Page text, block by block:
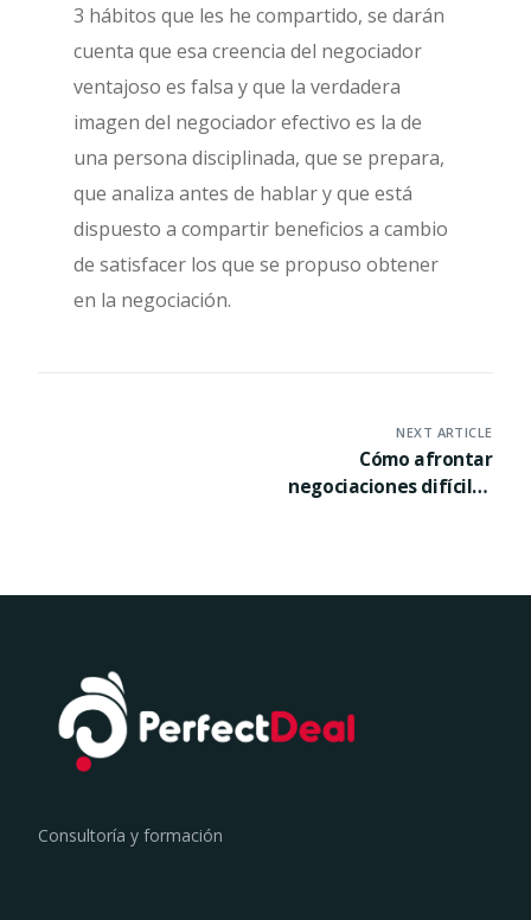
3 hábitos que les he compartido, se darán
cuenta que esa creencia del negociador
ventajoso es falsa y que la verdadera
imagen del negociador efectivo es la de
una persona disciplinada, que se prepara,
que analiza antes de hablar y que está
dispuesto a compartir beneficios a cambio
de satisfacer los que se propuso obtener
en la negociación.
NEXT ARTICLE
Cómo afrontar
negociaciones difíciles
Consultoría y formación